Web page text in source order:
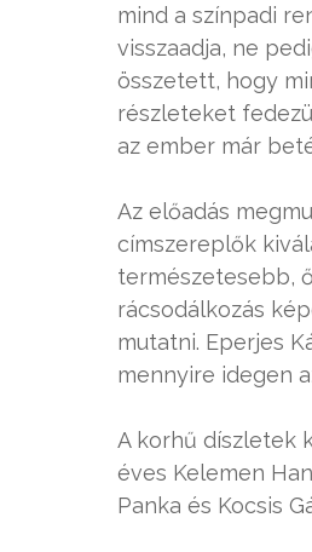
mind a színpadi
visszaadja, ne
összetett, hogy
részleteket
az ember már
Az előadás
címszereplők
természetesebb,
rácsodálkozás
mutatni. Eperjes
mennyire idegen
A korhű díszletek
éves Kelemen
Panka és Kocsis